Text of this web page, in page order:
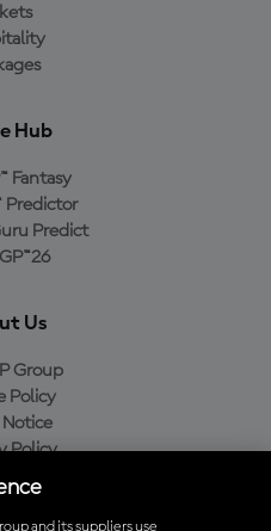
Hub
Fantasy
Predictor
Predict
Us
Group
Policy
Notice
Policy
Policy
and its suppliers use